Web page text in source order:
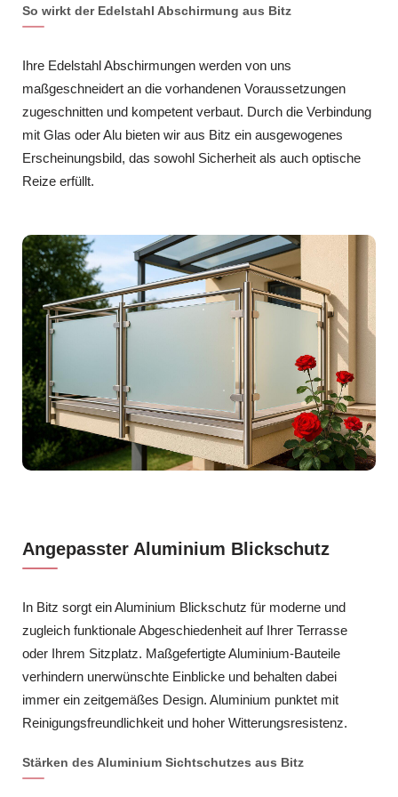
So wirkt der Edelstahl Abschirmung aus Bitz
Ihre Edelstahl Abschirmungen werden von uns
maßgeschneidert an die vorhandenen Voraussetzungen
zugeschnitten und kompetent verbaut. Durch die Verbindung
mit Glas oder Alu bieten wir aus Bitz ein ausgewogenes
Erscheinungsbild, das sowohl Sicherheit als auch optische
Reize erfüllt.
Angepasster Aluminium Blickschutz
In Bitz sorgt ein Aluminium Blickschutz für moderne und
zugleich funktionale Abgeschiedenheit auf Ihrer Terrasse
oder Ihrem Sitzplatz. Maßgefertigte Aluminium-Bauteile
verhindern unerwünschte Einblicke und behalten dabei
immer ein zeitgemäßes Design. Aluminium punktet mit
Reinigungsfreundlichkeit und hoher Witterungsresistenz.
Stärken des Aluminium Sichtschutzes aus Bitz